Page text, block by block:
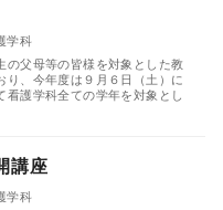
学科
の父母等の皆様を対象とした教
り、今年度は９月６日（土）に
看護学科全ての学年を対象とし
講座
学科